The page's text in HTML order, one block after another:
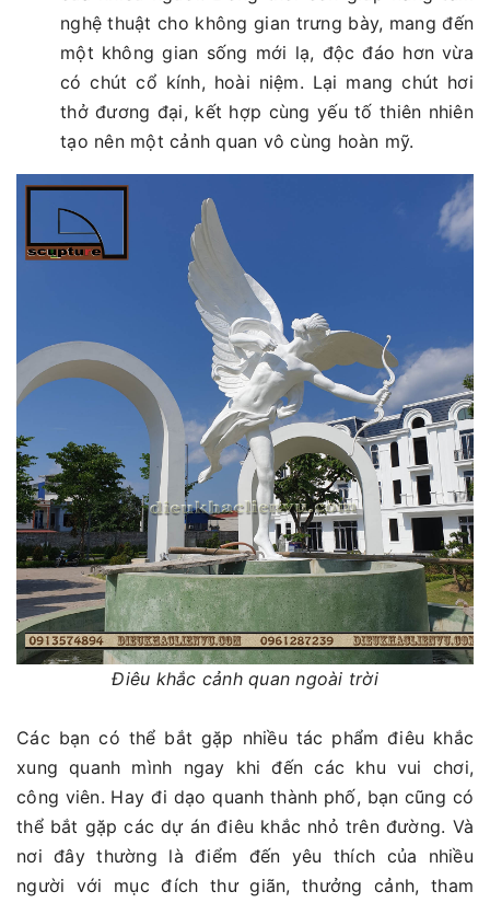
nghệ thuật cho không gian trưng bày, mang đến
một không gian sống mới lạ, độc đáo hơn vừa
có chút cổ kính, hoài niệm. Lại mang chút hơi
thở đương đại, kết hợp cùng yếu tố thiên nhiên
tạo nên một cảnh quan vô cùng hoàn mỹ.
Điêu khắc cảnh quan ngoài trời
Các bạn có thể bắt gặp nhiều tác phẩm điêu khắc
xung quanh mình ngay khi đến các khu vui chơi,
công viên. Hay đi dạo quanh thành phố, bạn cũng có
thể bắt gặp các dự án điêu khắc nhỏ trên đường. Và
nơi đây thường là điểm đến yêu thích của nhiều
người với mục đích thư giãn, thưởng cảnh, tham